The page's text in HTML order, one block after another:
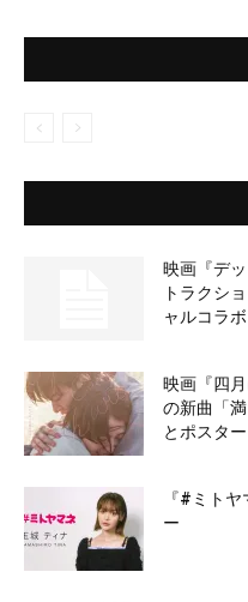
映画『デ
トラクシ
ャルコラ
映画『四
の新曲「
とポスタ
『#ミト
ー